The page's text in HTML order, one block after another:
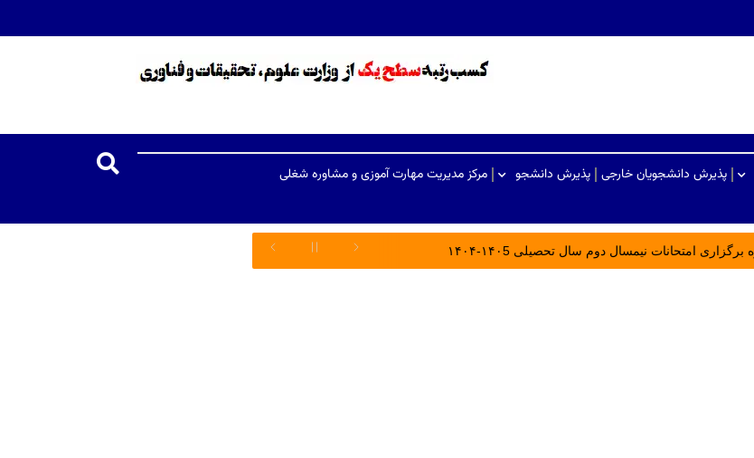
پذیرش دانشجویان خارجی پذیرش دانشجو مرکز مدیریت مهارت آموزی و مشاوره شغلی